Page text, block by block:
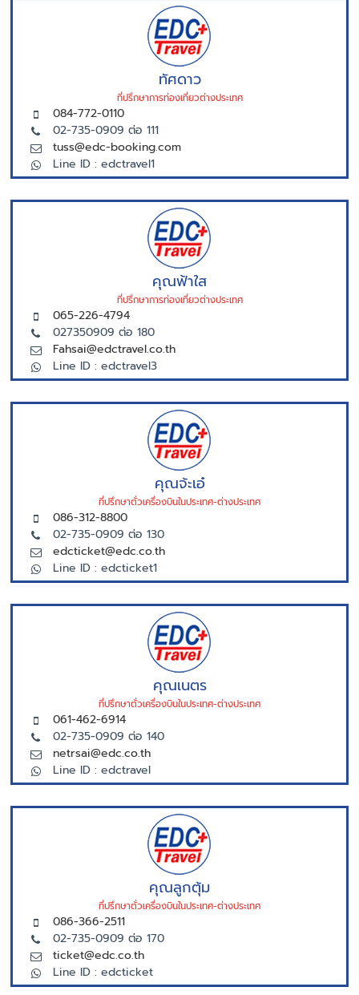
ทัศดาว
ที่ปรึกษาการท่องเที่ยวต่างประเทศ
084-772-0110
02-735-0909 ต่อ 111
tuss@edc-booking.com
Line ID : edctravel1
คุณฟ้าใส
ที่ปรึกษาการท่องเที่ยวต่างประเทศ
065-226-4794
027350909 ต่อ 180
Fahsai@edctravel.co.th
Line ID : edctravel3
คุณจ้ะเอ๋
ที่ปรึกษาตั่วเครื่องบินในประเทศ-ต่างประเทศ
086-312-8800
02-735-0909 ต่อ 130
edcticket@edc.co.th
Line ID : edcticket1
คุณเนตร
ที่ปรึกษาตั่วเครื่องบินในประเทศ-ต่างประเทศ
061-462-6914
02-735-0909 ต่อ 140
netrsai@edc.co.th
Line ID : edctravel
คุณลูกตุ้ม
ที่ปรึกษาตั่วเครื่องบินในประเทศ-ต่างประเทศ
086-366-2511
02-735-0909 ต่อ 170
ticket@edc.co.th
Line ID : edcticket